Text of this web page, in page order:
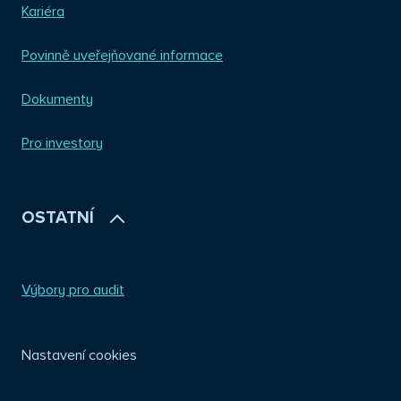
Kariéra
Povinně uveřejňované informace
Dokumenty
Pro investory
OSTATNÍ
Výbory pro audit
Nastavení cookies